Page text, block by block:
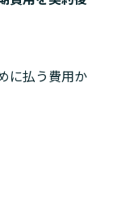
に払う費用か